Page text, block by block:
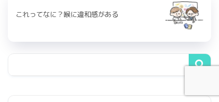
これってなに？喉に違和感がある